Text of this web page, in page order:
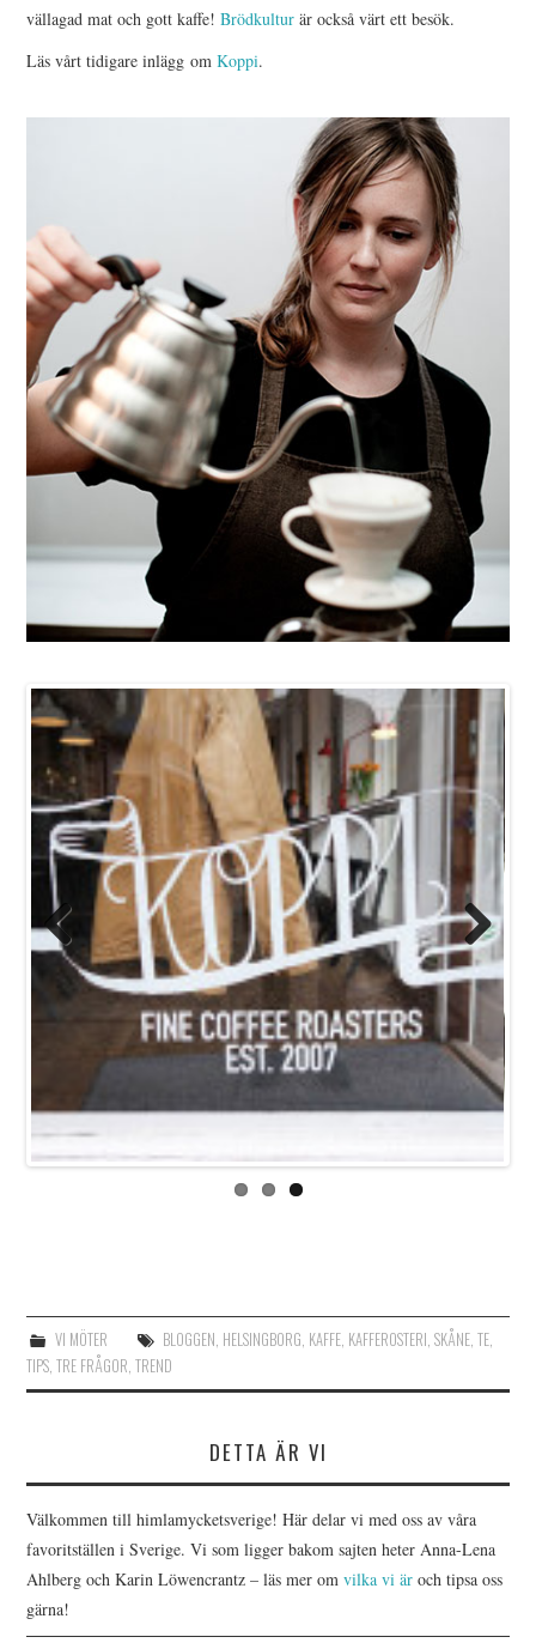
vällagad mat och gott kaffe!Brödkultur är också värt ett besök.
Läs vårt tidigare inlägg omKoppi.
Previo
Next
VI MÖTER BLOGGEN, HELSINGBORG, KAFFE, KAFFEROSTERI, SKÅNE, TE,
TIPS,TRE FRÅGOR,TREND
DETTA ÄR VI
Välkommen till himlamycketsverige! Här delar vi med oss av våra
favoritställen i Sverige. Vi som ligger bakom sajten heter Anna-Lena
Ahlberg och Karin Löwencrantz – läs mer omvilka vi är och tipsa oss
gärna!